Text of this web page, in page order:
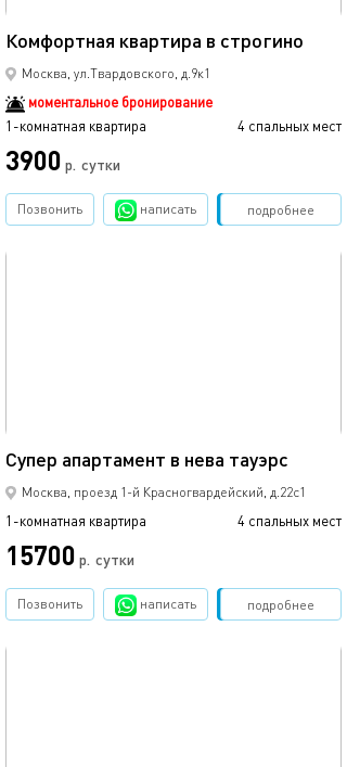
Комфортная квартира в строгино
Москва, ул.Твардовского, д.9к1
моментальное бронирование
1-комнатная квартира
4 спальных мест
3900 р. сутки
подробнее
Позвонить написать Забронировать
Супер апартамент в нева тауэрс
Москва, проезд 1-й Красногвардейский, д.22с1
1-комнатная квартира 4 спальных мест
15700 р. сутки
подробнее
Позвонить написать Забронировать